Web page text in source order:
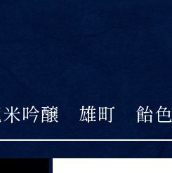
吟醸 雄町 飴色